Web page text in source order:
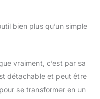
bien plus qu’un simple
vraiment, c’est par sa
détachable et peut être
se transformer en un